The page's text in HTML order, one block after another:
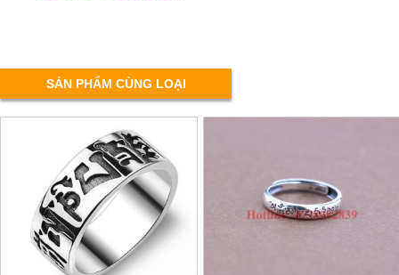
SẢN PHẨM CÙNG LOẠI